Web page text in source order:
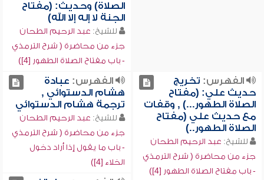
الصلاة) وحديث: (مفتاح
الجنة لا إله إلا الله)
للشيخ: عبد الرحيم الطحان
جزء من محاضرة ( شرح الترمذي
- باب مفتاح الصلاة الطهور [4])
الفهرس: تخريج
حديث علي: (مفتاح
الصلاة الطهور...) , وقفات
مع حديث علي (مفتاح
الصلاة الطهور..)
للشيخ: عبد الرحيم الطحان
جزء من محاضرة ( شرح الترمذي
- باب مفتاح الصلاة الطهور [4])
الفهرس: عبادة
هشام الدستوائي ,
ترجمة هشام الدستوائي
للشيخ: عبد الرحيم الطحان
جزء من محاضرة ( شرح الترمذي
- باب ما يقول إذا أراد دخول
الخلاء [4])